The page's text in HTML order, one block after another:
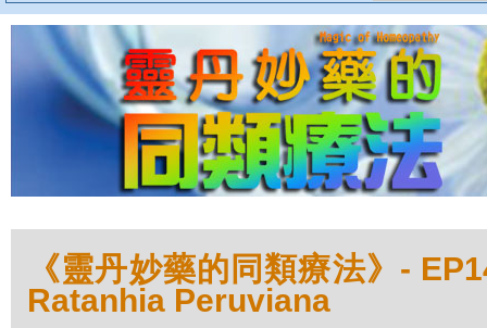
《靈丹妙藥的同類療法》-
Ratanhia Peruviana